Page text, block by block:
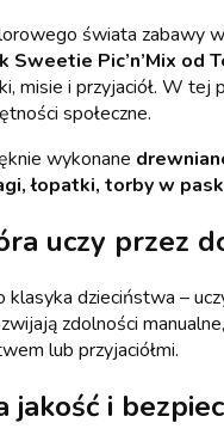
świata zabawy
Pic’n’Mix od
misie i przyjaciół. W tej
społeczne.
wykonane
łopatki, torby w
uczy przez
dzieciństwa –
zdolności
lub przyjaciółmi.
jakość i